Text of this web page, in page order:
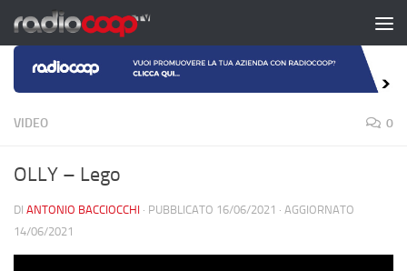
Salta al contenuto
VIDEO 0
OLLY – Lego
DI ANTONIO BACCIOCCHI · PUBBLICATO 16/06/2021 · AGGIORNATO
14/06/2021